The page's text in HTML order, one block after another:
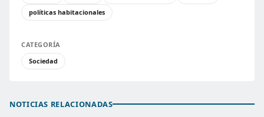
políticas habitacionales
CATEGORÍA
Sociedad
NOTICIAS RELACIONADAS